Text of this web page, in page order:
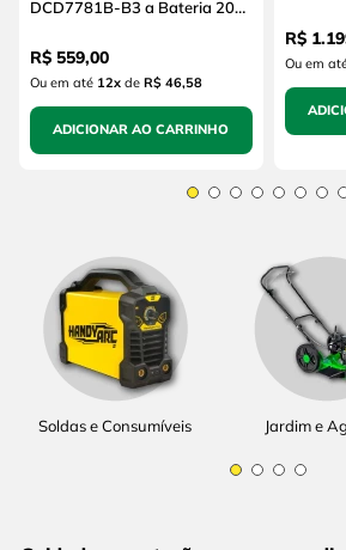
DCD7781B-B3 a Bateria 20V
Carregador)
R$ 559,00
Ou em até 12x de R$ 46,58
ADICIONAR AO CARRINHO
R$ 1.
Ou em
Soldas e Consumíveis Jardim e